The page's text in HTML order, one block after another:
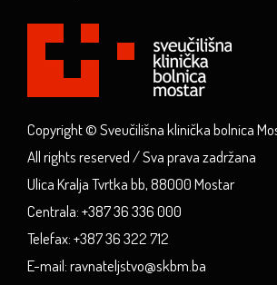
Copyright © Sveučilišna klinička bolnica
All rights reserved / Sva prava zadržana
Ulica Kralja Tvrtka bb, 88000 Mostar
Centrala: +387 36 336 000
Telefax: +387 36 322 712
E-mail: ravnateljstvo@skbm.ba